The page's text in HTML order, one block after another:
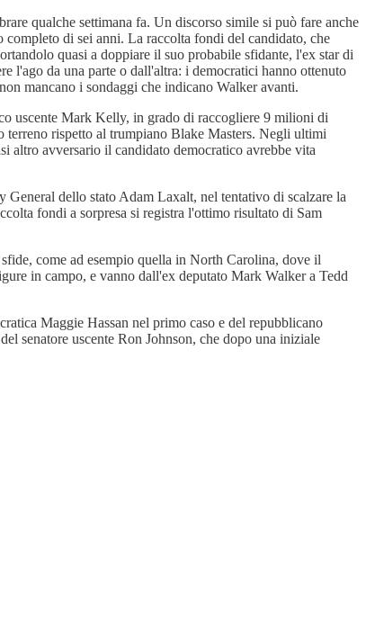
qualche settimana fa. Un discorso simile si può fare anche
completo di sei anni. La raccolta fondi del candidato, che
quasi a doppiare il suo probabile sfidante, l'ex star di
l'ago da una parte o dall'altra: i democratici hanno ottenuto
mancano i sondaggi che indicano Walker avanti.
uscente Mark Kelly, in grado di raccogliere 9 milioni di
terreno rispetto al trumpiano Blake Masters. Negli ultimi
altro avversario il candidato democratico avrebbe vita
dello stato Adam Laxalt, nel tentativo di scalzare la
fondi a sorpresa si registra l'ottimo risultato di Sam
come ad esempio quella in North Carolina, dove il
in campo, e vanno dall'ex deputato Mark Walker a Tedd
Maggie Hassan nel primo caso e del repubblicano
senatore uscente Ron Johnson, che dopo una iniziale